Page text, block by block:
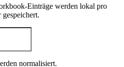
Einträge werden lokal pro
normalisiert.